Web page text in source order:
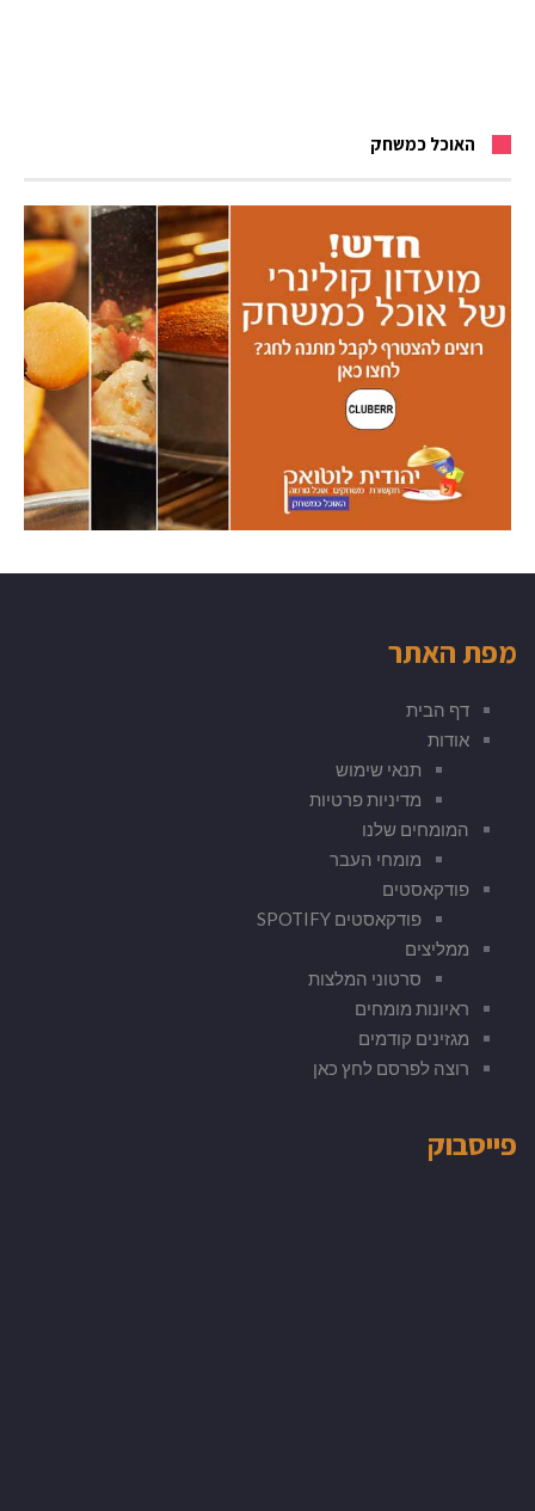
האוכל כמשחק
מפת האתר
דף הבית
אודות
תנאי שימוש
מדיניות פרטיות
המומחים שלנו
מומחי העבר
פודקאסטים
פודקאסטים SPOTIFY
ממליצים
סרטוני המלצות
ראיונות מומחים
מגזינים קודמים
רוצה לפרסם לחץ כאן
פייסבוק